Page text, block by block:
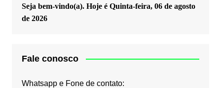
Seja bem-vindo(a). Hoje é Quinta-feira, 06 de agosto
de 2026
Fale conosco
Whatsapp e Fone de contato: